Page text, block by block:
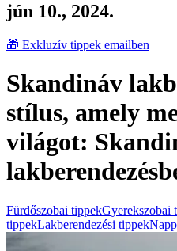
jún 10., 2024.
🎁 Exkluzív tippek emailben
Skandináv
stílus, amely
világot:
Fürdőszobai tippekGyerekszobai
tippekLakberendezési tippek